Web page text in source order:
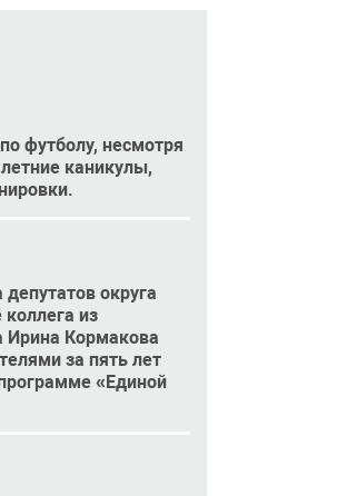
футболу, несмотря
каникулы,
округа
из
Ирина Кормакова
за пять лет
«Единой